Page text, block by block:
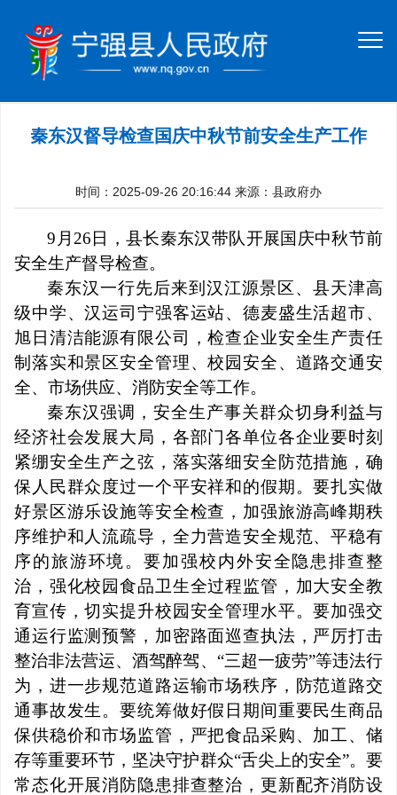
秦东汉督导检查国庆中秋节前安全生产工作
时间：2025-09-26 20:16:44 来源：县政府办
9 月 26日，县长秦东汉带队开展国庆中秋节前
安全生产督导检查。
秦东汉一行先后来到汉江源景区、县天津高
级中学、汉运司宁强客运站、德麦盛生活超市、
旭日清洁能源有限公司 ，检查企业安全生产责任
制落实和景区安全管理、校园安全、道路交通安
全、市场供应、消防安全等工作。
秦东汉强调 ，安全生产事关群众切身利益与
经济社会发展大局，各部门各单位各企业要时刻
紧绷安全生产之弦，落实落细安全防范措施，确
保人民群众度过一个平安祥和的假期。要扎实做
好景区游乐设施等安全检查，加强旅游高峰期秩
序维护和人流疏导，全力营造安全规范、平稳有
序的旅游环境。要加强校内外安全隐患排查整
治，强化校园食品卫生全过程监管，加大安全教
育宣传，切实提升校园安全管理水平。要加强交
通运行监测预警，加密路面巡查执法，严厉打击
整治非法营运、酒驾醉驾、 “三超一疲劳”等违法行
为，进一步规范道路运输市场秩序，防范道路交
通事故发生。要统筹做好假日期间重要民生商品
保供稳价和市场监管，严把食品采购、加工、储
存等重要环节，坚决守护群众“舌尖上的安全”。要
常态化开展消防隐患排查整治，更新配齐消防设